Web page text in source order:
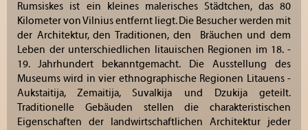
Rumsiskes ist ein kleines malerisches Städtchen, das 80
Kilometer von Vilnius entfernt liegt. Die Besucher werden mit
der Architektur, den Traditionen, den Bräuchen und dem
Leben der unterschiedlichen litauischen Regionen im 18. -
19. Jahrhundert bekanntgemacht. Die Ausstellung des
Museums wird in vier ethnographische Regionen Litauens -
Aukstaitija, Zemaitija, Suvalkija und Dzukija geteilt.
Traditionelle Gebäuden stellen die charakteristischen
Eigenschaften der landwirtschaftlichen Architektur jeder